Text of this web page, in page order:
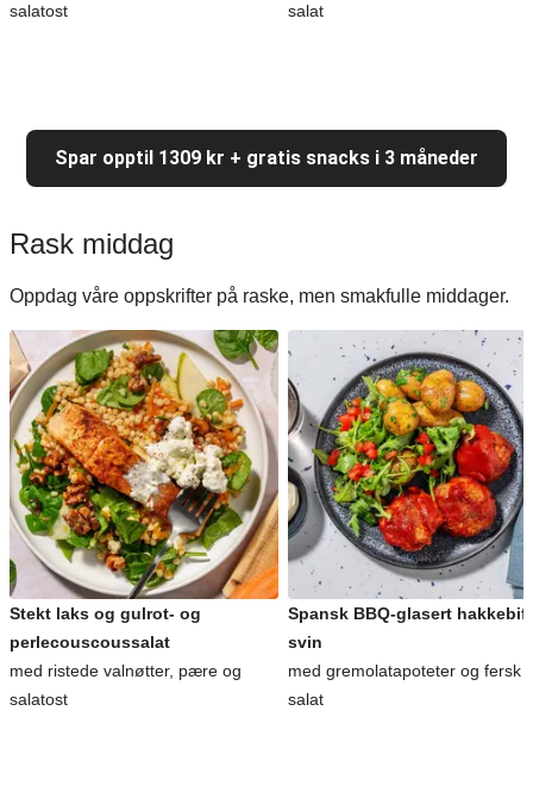
salatost
salat
Spar opptil 1309 kr + gratis snacks i 3 måneder
Rask middag
Oppdag våre oppskrifter på raske, men smakfulle middager.
Stekt laks og gulrot- og
perlecouscoussalat
med ristede valnøtter, pære og
salatost
Spansk BBQ-glasert
svin
med gremolatapoteter og fersk
salat